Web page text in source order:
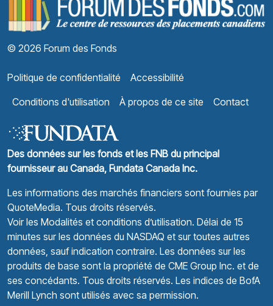
© 2026 Forum des Fonds
Politique de confidentialité
Accessibilité
Conditions d'utilisation
À propos de ce site Contact
Des données sur les fonds et les FNB du principal
fournisseur au Canada, Fundata Canada Inc.
Les informations des marchés financiers sont fournies par
QuoteMedia. Tous droits réservés.
Voir les Modalités et conditions d’utilisation. Délai de 15
minutes sur les données du NASDAQ et sur toutes autres
données, sauf indication contraire. Les données sur les
produits de base sont la propriété de CME Group Inc. et de
ses concédants. Tous droits réservés. Les indices de BofA
Merill Lynch sont utilisés avec sa permission.